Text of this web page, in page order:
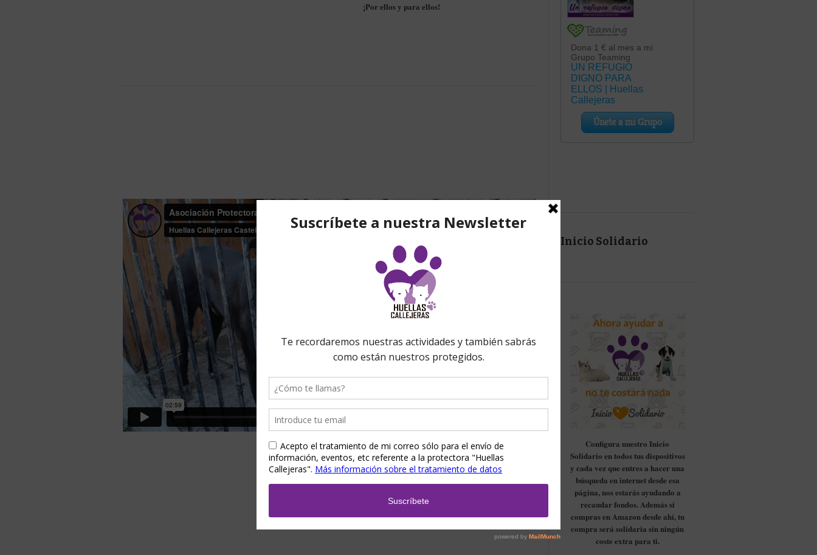
¡Por ellos y para ellos!
Inicio Solidario
Configura nuestro Inicio
Solidario en todos tus dispositivos
y cada vez que entres a hacer una
búsqueda en internet desde esa
página, nos estarás ayudando a
recaudar fondos. Además si
compras en Amazon desde ahí, tu
compra será solidaria sin ningún
coste extra para ti.